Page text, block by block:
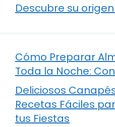
Descubre su
Cómo Preparar
Toda la Noche:
Deliciosos
Recetas Fáciles
tus Fiestas